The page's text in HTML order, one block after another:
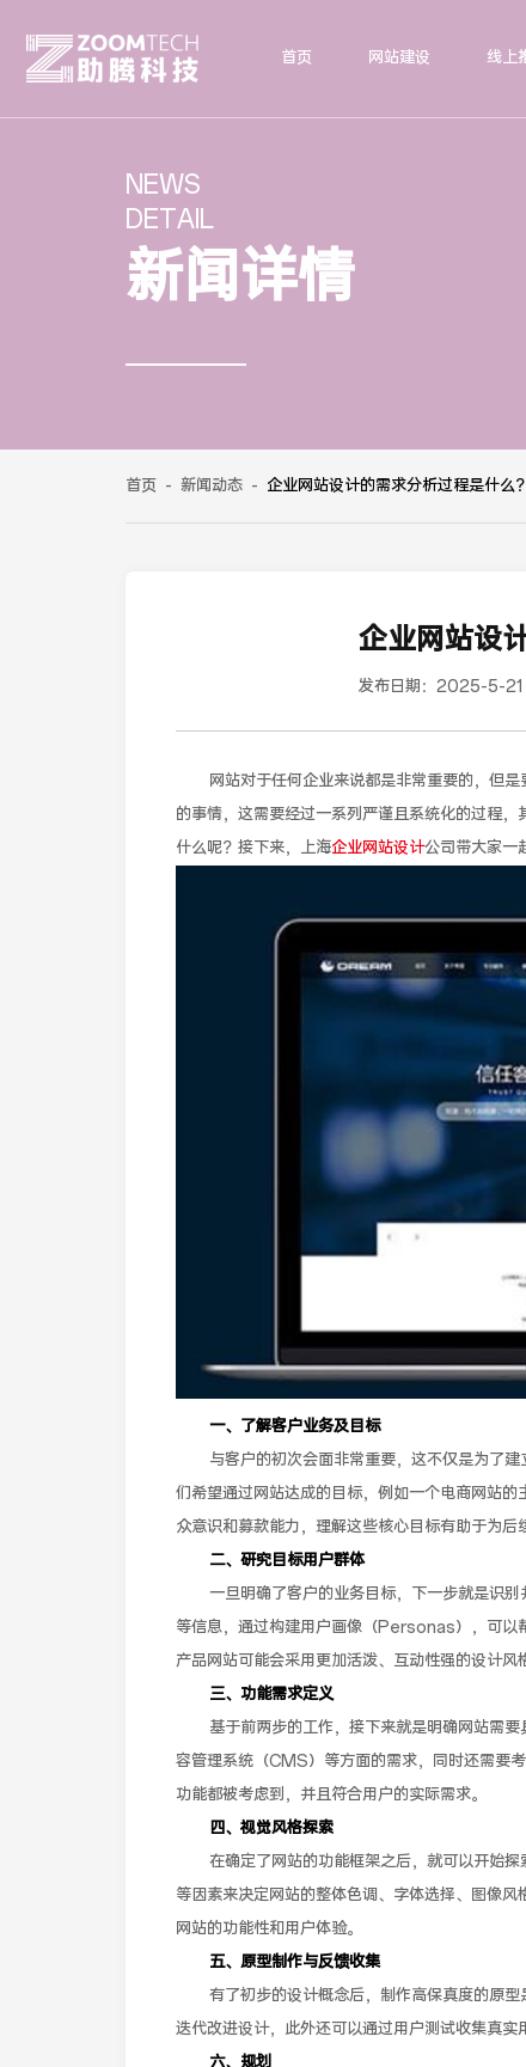
首页 网站建设 线上
NEWS
DETAIL
新闻详情
首页 - 新闻动态 - 企业网站设计的需求分析过程是什么？
企业网站设
发布日期： 2025-5-21
网站对于任何企业来说都是非常重要的，但
的事情，这需要经过一系列严谨且系统化的过程
什么呢？接下来，上海企业网站设计公司带大家一
一、了解客户业务及目标
与客户的初次会面非常重要，这不仅是为了
们希望通过网站达成的目标，例如一个电商网站
众意识和募款能力，理解这些核心目标有助于为后
二、研究目标用户群体
一旦明确了客户的业务目标，下一步就是识
等信息，通过构建用户画像（Personas），可以
产品网站可能会采用更加活泼、互动性强的设计风
三、功能需求定义
基于前两步的工作，接下来就是明确网站需
容管理系统（CMS）等方面的需求，同时还需要
功能都被考虑到，并且符合用户的实际需求。
四、视觉风格探索
在确定了网站的功能框架之后，就可以开始
等因素来决定网站的整体色调、字体选择、图像
网站的功能性和用户体验。
五、原型制作与反馈收集
有了初步的设计概念后，制作高保真度的原
迭代改进设计，此外还可以通过用户测试收集真实
六、规划